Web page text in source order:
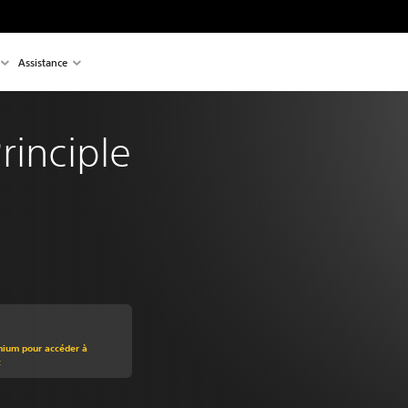
Assistance
pour accéder à